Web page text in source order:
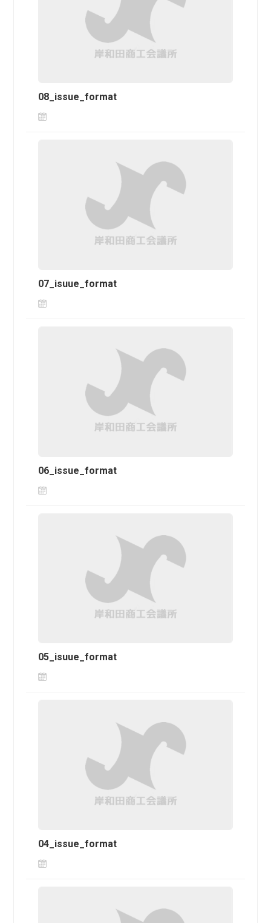
08_issue_format
07_isuue_format
06_issue_format
05_isuue_format
04_issue_format